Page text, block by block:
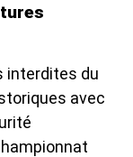
interdites du
avec